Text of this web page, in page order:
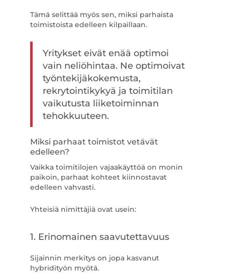
Tämä selittää myös sen, miksi parhaista
toimistoista edelleen kilpaillaan.
Yritykset eivät enää optimoi
vain neliöhintaa. Ne optimoivat
työntekijäkokemusta,
rekrytointikykyä ja toimitilan
vaikutusta liiketoiminnan
tehokkuuteen.
Miksi parhaat toimistot vetävät
edelleen?
Vaikka toimitilojen vajaakäyttöä on monin
paikoin, parhaat kohteet kiinnostavat
edelleen vahvasti.
Yhteisiä nimittäjiä ovat usein:
1. Erinomainen saavutettavuus
Sijainnin merkitys on jopa kasvanut
hybridityön myötä.